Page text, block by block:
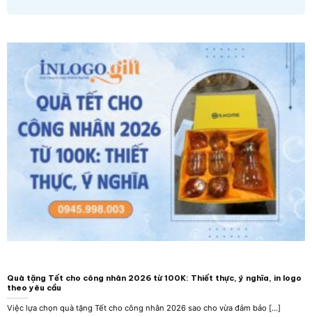
Quà tặng Tết cho công nhân 2026 từ 100K: Thiết thực, ý nghĩa, in logo
theo yêu cầu
Việc lựa chọn quà tặng Tết cho công nhân 2026 sao cho vừa đảm bảo [...]